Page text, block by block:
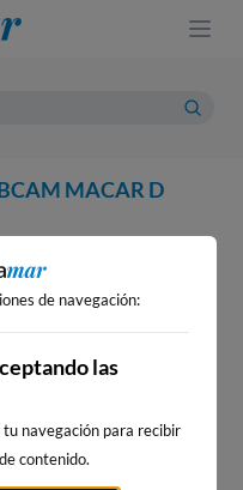
MACAR D
D
de navegación:
las
navegación para recibir
contenido.